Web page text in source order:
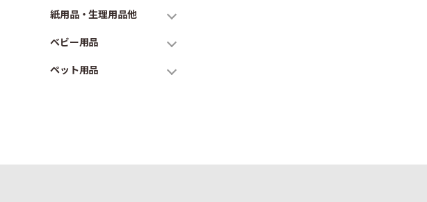
紙用品・生理用品他
ベビー用品
ペット用品